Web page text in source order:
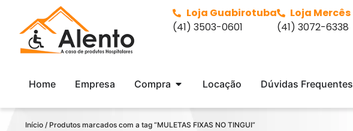
Loja Guabirotuba
(41) 3503-0601
Loja Mercês
(41) 3072-6338
Home Empresa Compra Locação Dúvidas Frequentes
Início / Produtos marcados com a tag “MULETAS FIXAS NO TINGUI”